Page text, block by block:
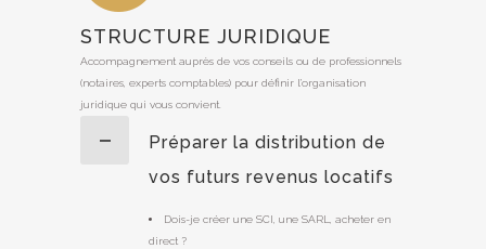
STRUCTURE JURIDIQUE
Accompagnement auprès de vos conseils ou de professionnels
(notaires, experts comptables) pour définir l’organisation
juridique qui vous convient.
Préparer la distribution de
vos futurs revenus locatifs
Dois-je créer une SCI, une SARL, acheter en
direct ?